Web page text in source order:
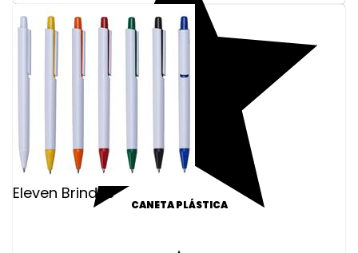
Eleven Brindes
CANETA PLÁSTICA